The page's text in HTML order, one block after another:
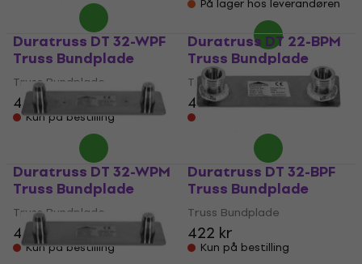
På lager hos leverandøren
Duratruss DT 32-WPF
Truss Bundplade
Truss Bundplade
440 kr
Kun på bestilling
Duratruss DT 22-BPM
Truss Bundplade
Truss Bundplade
421 kr
Duratruss DT 32-WPM
Truss Bundplade
Truss Bundplade
440 kr
Kun på bestilling
Duratruss DT 32-BPF
Truss Bundplade
Truss Bundplade
422 kr
Kun på bestilling